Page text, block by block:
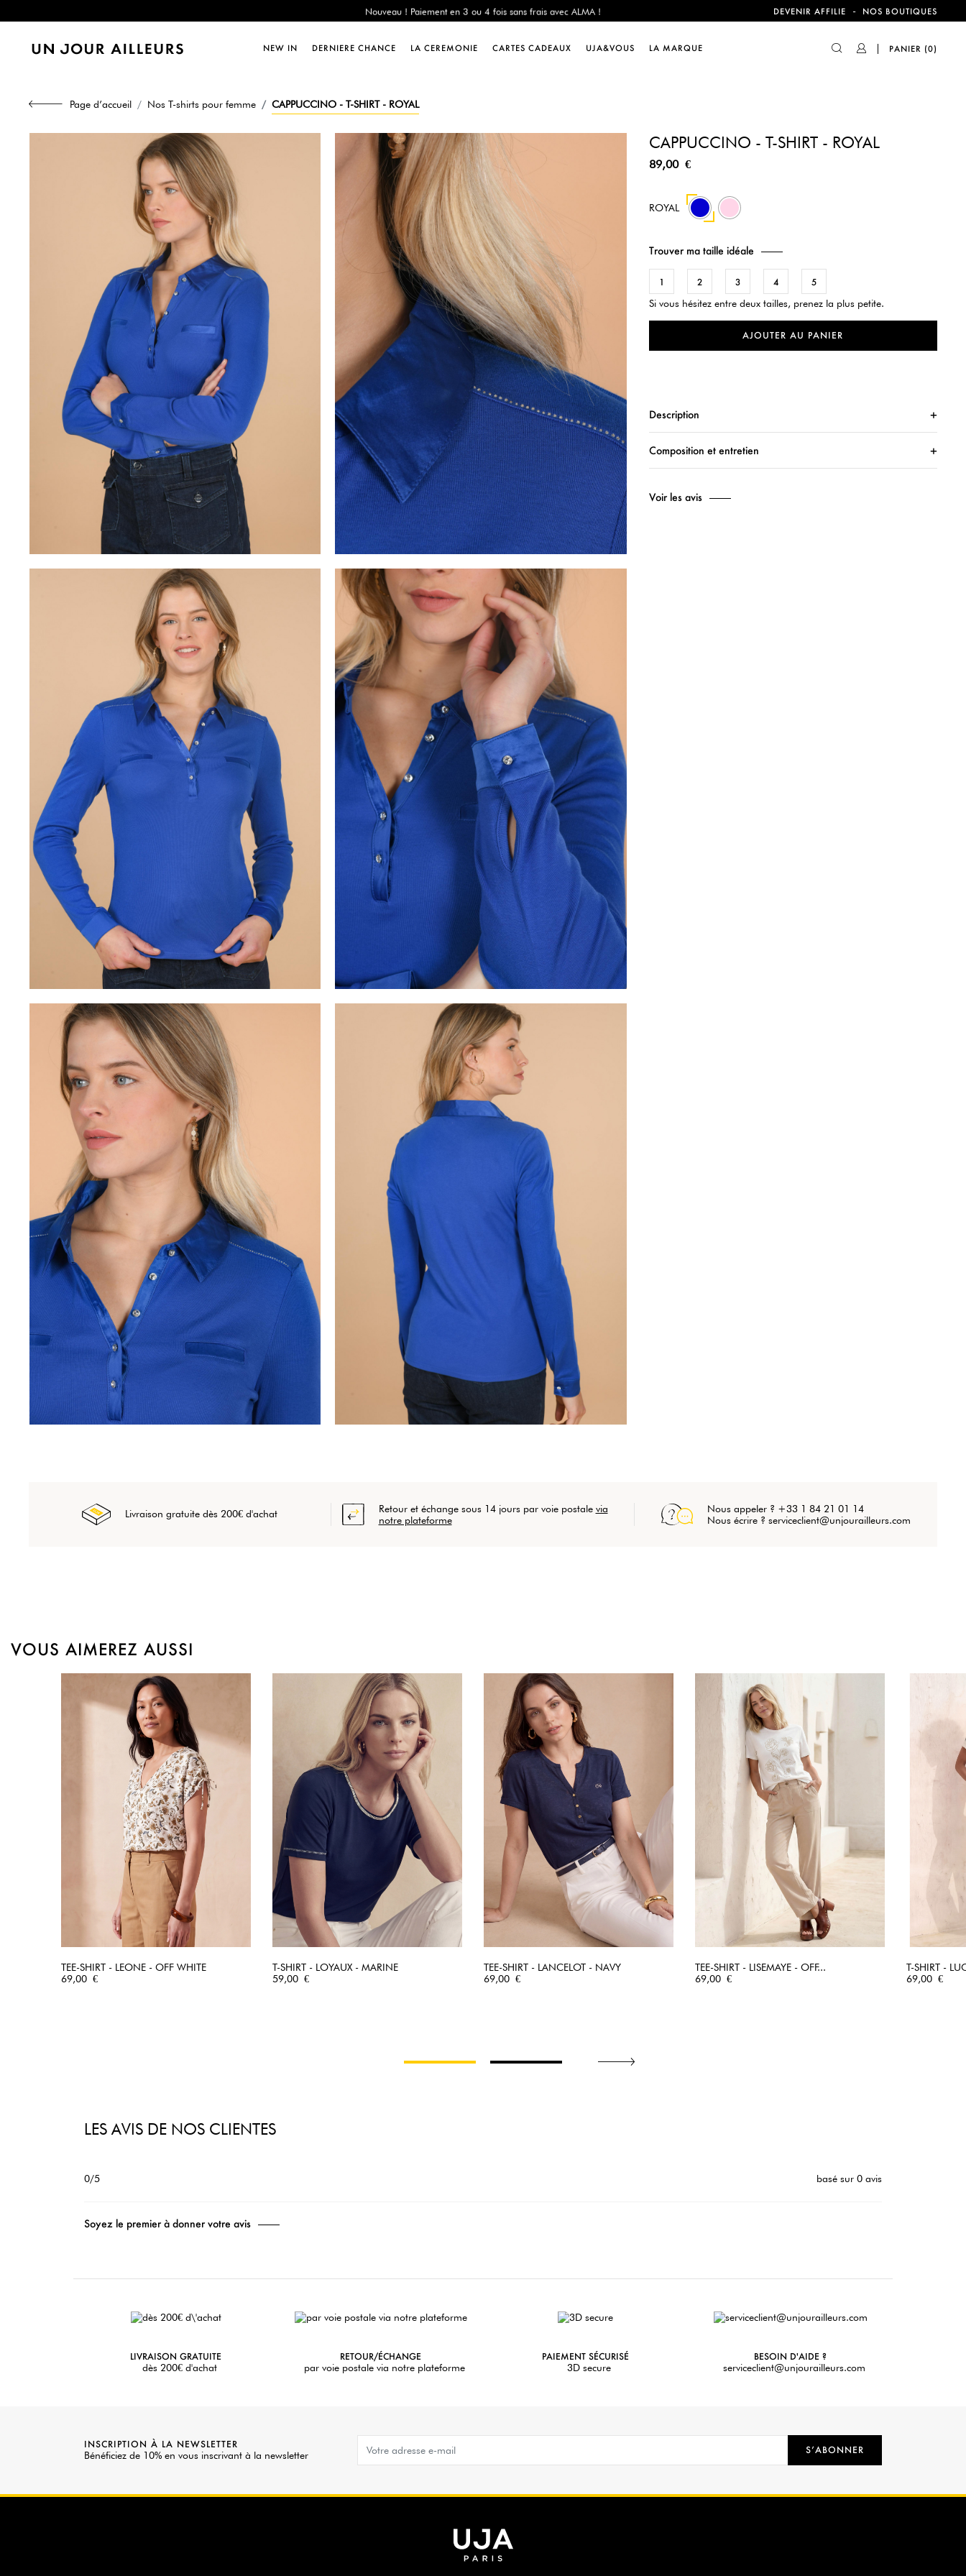
Dernière Chance : -60% sur une sélection jusqu'au 23/08 en vous connectant à votre compte !
Livraison offerte dès 200€ d'achat
Dernière Chance : -60% sur une sélection jusqu'au 23/08 en vous connectant à votre compte !
DEVENIR AFFILIE - NOS BOUTIQUES
NEW IN DERNIERE CHANCE LA CEREMONIE CARTES CADEAUX UJA&VOUS LA MARQUE PANIER (0)
Page d’accueil Nos T-shirts pour femme CAPPUCCINO - T-SHIRT - ROYAL
CAPPUCCINO - T-SHIRT - ROYAL
89,00 €
ROYAL 61
Trouver ma taille idéale
1 2 3 4 5
Si vous hésitez entre deux tailles, prenez la plus petite.
AJOUTER AU PANIER
Description
Composition et entretien
Voir les avis
Livraison gratuite dès 200€ d'achat Retour et échange sous 14 jours par voie postale via
notre plateforme
Nous appeler ? +33 1 84 21 01 14
Nous écrire ? serviceclient@unjourailleurs.com
VOUS AIMEREZ AUSSI
TEE-SHIRT - LEONE - OFF WHITE
Prix
69,00 €
T-SHIRT - LOYAUX - MARINE
Prix
59,00 €
TEE-SHIRT - LANCELOT - NAVY
Prix
69,00 €
TEE-SHIRT - LISEMAYE - OFF...
Prix
69,00 €
T-SHIRT -
Prix
69,00 €
LES AVIS DE NOS CLIENTES
0/5 basé sur 0 avis
Soyez le premier à donner votre avis
LIVRAISON GRATUITE
dès 200€ d'achat
RETOUR/ÉCHANGE
par voie postale via notre plateforme
PAIEMENT SÉCURISÉ
3D secure
BESOIN D'AIDE ?
serviceclient@unjourailleurs.com
INSCRIPTION À LA NEWSLETTER
Bénéficiez de 10% en vous inscrivant à la newsletter S’ABONNER